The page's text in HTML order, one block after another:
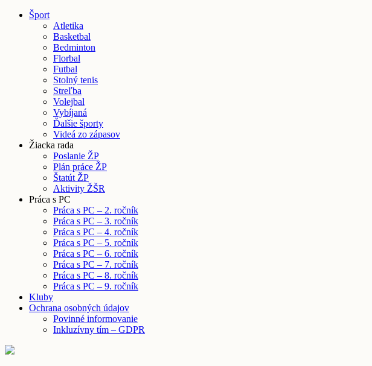
Šport
Atletika
Basketbal
Bedminton
Florbal
Futbal
Stolný tenis
Streľba
Volejbal
Vybíjaná
Ďalšie športy
Videá zo zápasov
Žiacka rada
Poslanie ŽP
Plán práce ŽP
Štatút ŽP
Aktivity ŽŠR
Práca s PC
Práca s PC – 2. ročník
Práca s PC – 3. ročník
Práca s PC – 4. ročník
Práca s PC – 5. ročník
Práca s PC – 6. ročník
Práca s PC – 7. ročník
Práca s PC – 8. ročník
Práca s PC – 9. ročník
Kluby
Ochrana osobných údajov
Povinné informovanie
Inkluzívny tím – GDPR